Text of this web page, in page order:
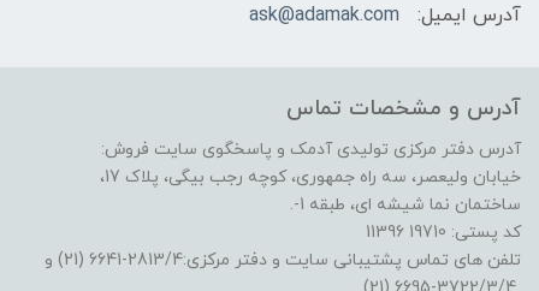
آدرس ایمیل:
ask@adamak.com
آدرس و مشخصات تماس
آدرس دفتر مرکزی تولیدی آدمک و پاسخگوی سایت فروش:
خیابان ولیعصر، سه راه جمهوری، کوچه رجب بیگی، پلاک 17،
ساختمان نما شیشه ای، طبقه 1-.
کد پستی: 19710 11396
تلفن های تماس پشتیبانی سایت و دفتر مرکزی:2813/4-6641 (21) و